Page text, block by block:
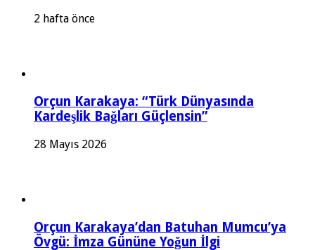
2 hafta önce
Orçun Karakaya: “Türk Dünyasında
Kardeşlik Bağları Güçlensin”
28 Mayıs 2026
Orçun Karakaya’dan Batuhan Mumcu’ya
Övgü: İmza Gününe Yoğun İlgi